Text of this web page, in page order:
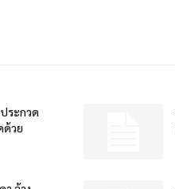
ระกวด
ด้วย